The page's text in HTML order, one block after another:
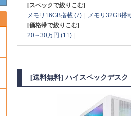
[スペックで絞りこむ]
メモリ16GB搭載 (7) |
メモリ32GB搭
[価格帯で絞りこむ]
20～30万円 (11) |
[送料無料] ハイスペックデス